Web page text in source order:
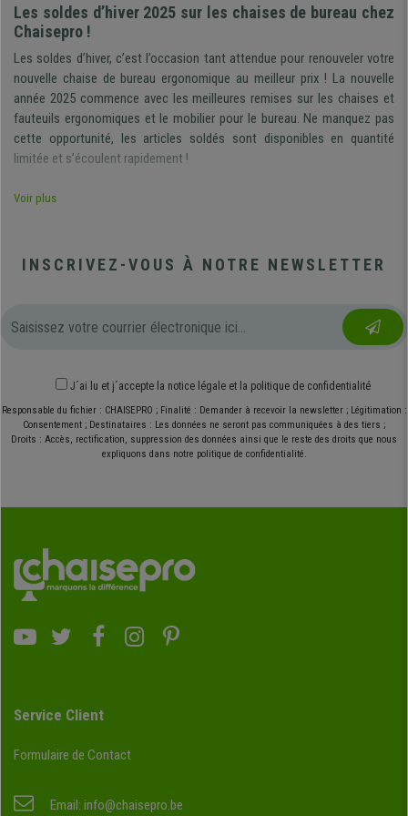
Les soldes d’hiver 2025 sur les chaises de bureau chez
Chaisepro !
Les soldes d’hiver, c’est l’occasion tant attendue pour renouveler votre
nouvelle chaise de bureau ergonomique au meilleur prix ! La nouvelle
année 2025 commence avec les meilleures remises sur les chaises et
fauteuils ergonomiques et le mobilier pour le bureau. Ne manquez pas
cette opportunité, les articles soldés sont disponibles en quantité
limitée et s’écoulent rapidement !
Les chaises de bureau ergonomiques pour le télétravail sont devenues
chaise de bureau aux réglages ergonomiques adaptés à une utilisation
intensive. Elle vous permettra de maintenir une position idéale pour
C’est un investissement totalement recommendable dans la situation
actuelle.
et de fauteuils de bureau ergonomiques au meilleur prix. Les unités sont
limitées et s’écoulent rapidement, il n’y a plus de temps à perdre, c’est le
moment ! De plus, nous vous offrons les frais de port sur tous nos
articles, avec un large éventail de choix pour une livraison rapide en
Voir plus
INSCRIVEZ-VOUS À NOTRE NEWSLETTER
J´ai lu et j´accepte la notice légale et la politique de confidentialité
Responsable du fichier : CHAISEPRO ; Finalité : Demander à recevoir la newsletter ; Légitimation :
Consentement ; Destinataires : Les données ne seront pas communiquées à des tiers ;
Droits : Accès, rectification, suppression des données ainsi que le reste des droits que nous
expliquons dans notre politique de confidentialité.
Service Client
Formulaire de Contact
Email: info@chaisepro.be